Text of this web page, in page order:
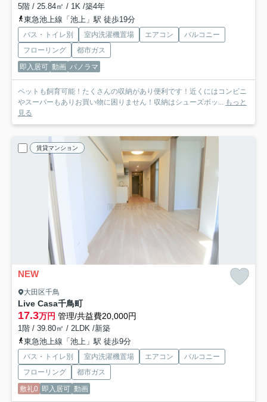
5階 / 25.84㎡ / 1K /築4年
東急池上線「池上」駅 徒歩19分
バス・トイレ別 室内洗濯機置場 エアコン
バルコニー
フローリング
都市ガス
即入居可 動画 パノラマ
ペットも飼育可能！たくさんの収納があり便利です！近くにはコンビニ
やスーパーもありお買い物に困りません！収納はシューズボッ... もっと
見る
賃貸マンション
NEW
大田区千鳥
Live Casa千鳥町
17.3万円 管理/共益費20,000円
1階 / 39.80㎡ / 2LDK /新築
東急池上線「池上」駅 徒歩9分
バス・トイレ別 室内洗濯機置場 エアコン
バルコニー
フローリング
都市ガス
敷礼0 即入居可 動画